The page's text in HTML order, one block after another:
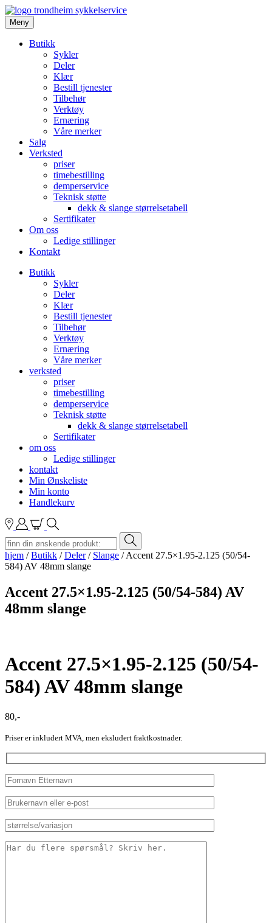
Meny
Butikk
Sykler
Deler
Klær
Bestill tjenester
Tilbehør
Verktøy
Ernæring
Våre merker
Salg
Verksted
priser
timebestilling
demperservice
Teknisk støtte
dekk & slange størrelsetabell
Sertifikater
Om oss
Ledige stillinger
Kontakt
Butikk
Sykler
Deler
Klær
Bestill tjenester
Tilbehør
Verktøy
Ernæring
Våre merker
verksted
priser
timebestilling
demperservice
Teknisk støtte
dekk & slange størrelsetabell
Sertifikater
om oss
Ledige stillinger
kontakt
Min Ønskeliste
Min konto
Handlekurv
hjem /Butikk /Deler/ Slange /Accent 27.5×1.95-2.125 (50/54-
584) AV 48mm slange
Accent 27.5×1.95-2.125 (50/54-584) AV
48mm slange
Accent 27.5×1.95-2.125 (50/54-
584) AV 48mm slange
80,-
Priser er inkludert MVA, men eksludert fraktkostnader.